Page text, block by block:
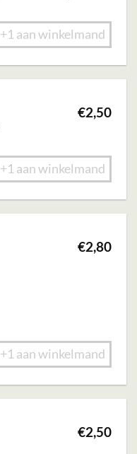
+1 aan winkelmand
€2,50
+1 aan winkelmand
€2,80
+1 aan winkelmand
€2,50